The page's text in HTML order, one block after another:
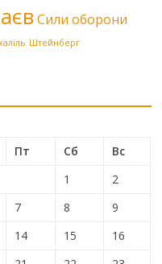
Сили оборони
Штейнберг
Пт Сб
Вс
1
2
7 8
9
14 15
16